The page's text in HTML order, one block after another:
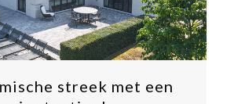
streek met een